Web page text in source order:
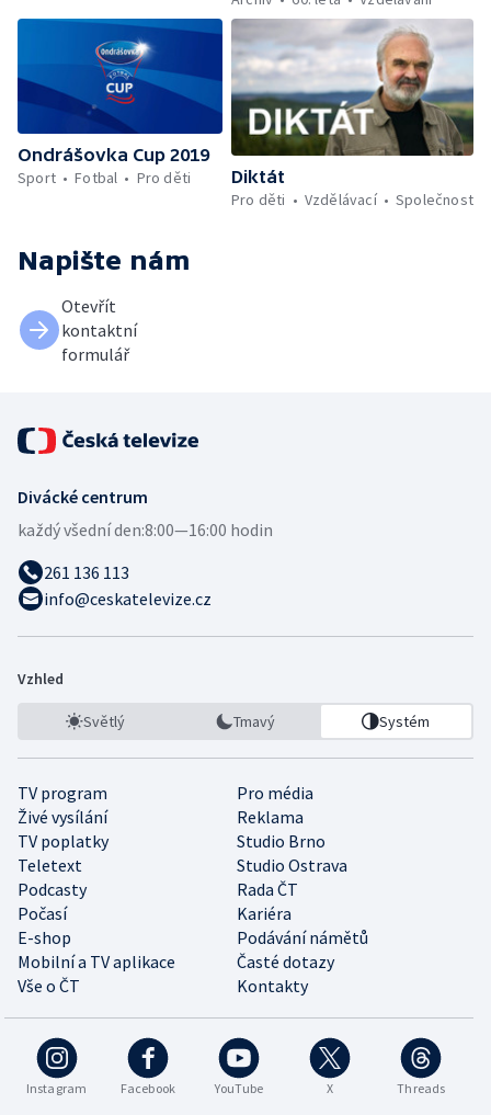
Ondrášovka Cup 2019
Sport
Fotbal Pro děti
Diktát
Pro děti
Vzdělávací Společnost
Napište nám
Otevřít
kontaktní
formulář
Divácké centrum
každý všední den:8:00—16:00 hodin
261 136 113
info@ceskatelevize.cz
Vzhled
Světlý Tmavý Systém
TV program
Pro média
Živé vysílání
Reklama
TV poplatky
Studio Brno
Teletext
Studio Ostrava
Podcasty
Rada ČT
Počasí
Kariéra
E-shop
Podávání námětů
Mobilní a TV aplikace
Časté dotazy
Vše o ČT
Kontakty
Instagram Facebook YouTube X Threads